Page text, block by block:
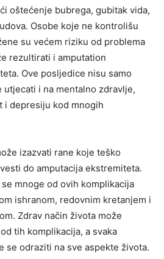
oštećenje bubrega, gubitak vida,
Osobe koje ne kontrolišu
su većem riziku od problema
rezultirati i amputation
Ove posljedice nisu samo
i na mentalno zdravlje,
i depresiju kod mnogih
izazvati rane koje teško
do amputacija ekstremiteta.
mnoge od ovih komplikacija
ishranom, redovnim kretanjem i
Zdrav način života može
tih komplikacija, a svaka
se odraziti na sve aspekte života.